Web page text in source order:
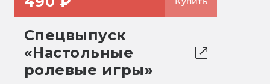
Спецвыпуск
«Настольные
ролевые игры»